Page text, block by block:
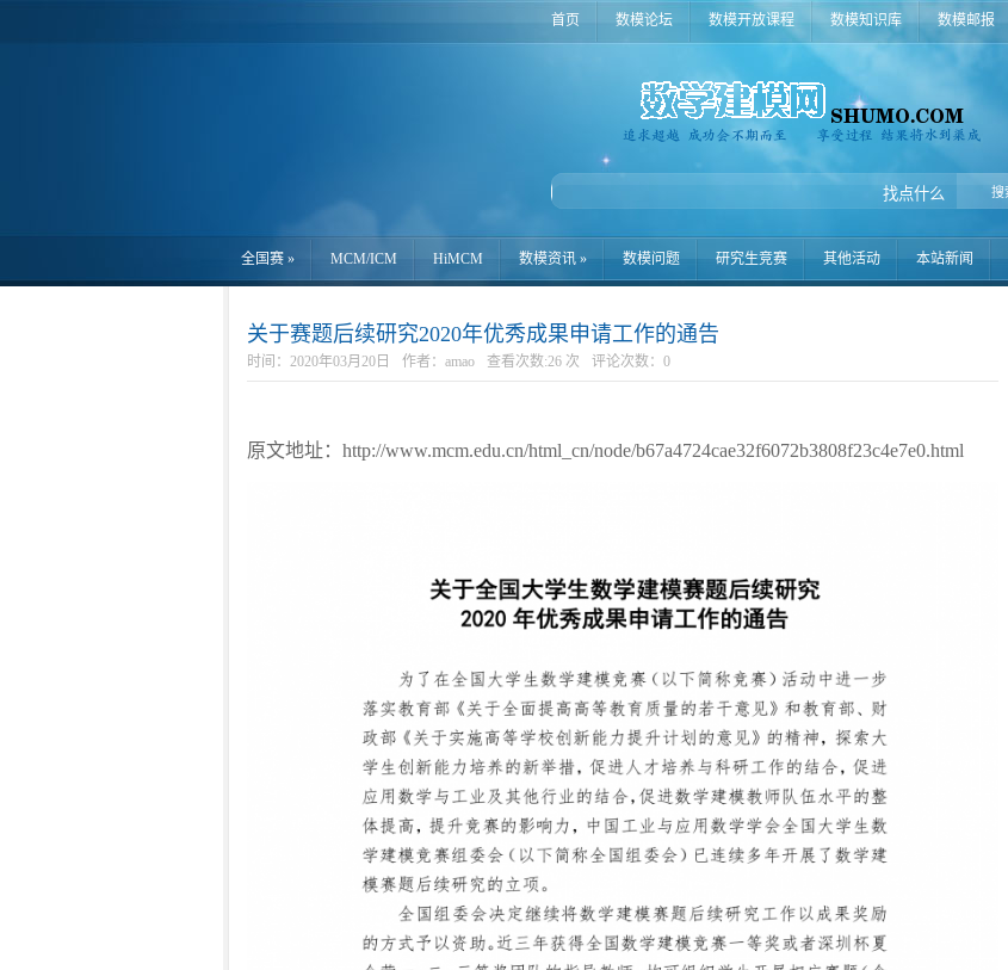
首页 数模论坛 数模开放课程 数模知识库 数模邮报
全国赛 » MCM/ICM HiMCM 数模资讯 » 数模问题 研究生竞赛 其他活动 本站新闻
关于赛题后续研究2020年优秀成果申请工作的通告
时间：2020年03月20日 作者：amao 查看次数:26 次 评论次数： 0
原文地址：http://www.mcm.edu.cn/html_cn/node/b67a4724cae32f6072b3808f23c4e7e0.html